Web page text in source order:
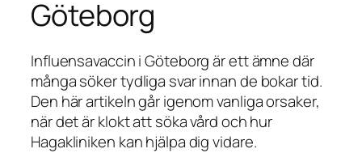
Göteborg
Influensavaccin i Göteborg är ett ämne där
många söker tydliga svar innan de bokar tid.
Den här artikeln går igenom vanliga orsaker,
när det är klokt att söka vård och hur
Hagakliniken kan hjälpa dig vidare.